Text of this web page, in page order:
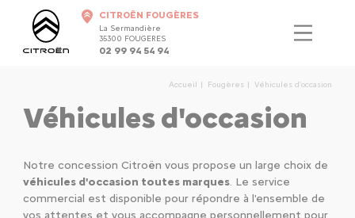
CITROËN FOUGÈRES
La Sermandière
35300 FOUGERES
02 99 94 54 94
Accueil Fougères Véhicules d'occasion
Véhicules d'occasion
Notre concession Citroën vous propose un large choix de
véhicules d'occasion toutes marques. Le service
commercial est disponible pour répondre à l'ensemble de
vos attentes et vous accompagne personnellement pour